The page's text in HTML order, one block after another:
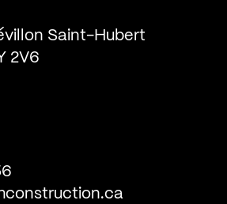
Saint-Hubert
2V6